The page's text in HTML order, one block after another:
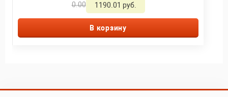
0.00 1190.01 руб.
В корзину